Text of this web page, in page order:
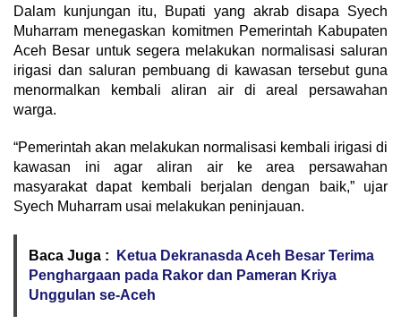
Dalam kunjungan itu, Bupati yang akrab disapa Syech
Muharram menegaskan komitmen Pemerintah Kabupaten
Aceh Besar untuk segera melakukan normalisasi saluran
irigasi dan saluran pembuang di kawasan tersebut guna
menormalkan kembali aliran air di areal persawahan
warga.
“Pemerintah akan melakukan normalisasi kembali irigasi di
kawasan ini agar aliran air ke area persawahan
masyarakat dapat kembali berjalan dengan baik,” ujar
Syech Muharram usai melakukan peninjauan.
Baca Juga :
Ketua Dekranasda Aceh Besar Terima
Penghargaan pada Rakor dan Pameran Kriya
Unggulan se-Aceh